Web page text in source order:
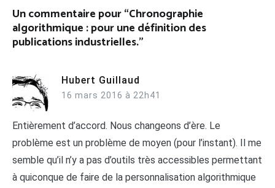
Un commentaire pour “Chronographie
algorithmique : pour une définition des
publications industrielles.”
Hubert Guillaud
16 mars 2016 à 22h41
Entièrement d’accord. Nous changeons d’ère. Le
problème est un problème de moyen (pour l’instant). Il me
semble qu’il n’y a pas d’outils très accessibles permettant
à quiconque de faire de la personnalisation algorithmique